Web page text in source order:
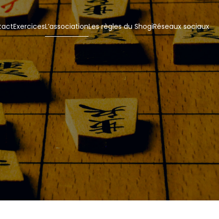
ExercicesL’associationLes règles du ShogiRéseaux sociaux